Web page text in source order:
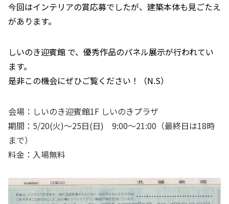
今回はインテリアの賞応募でしたが、建築本体も見ごたえ
があります。
しいのき迎賓館 で、優秀作品のパネル展示が行われてい
ます。
是非この機会にぜひご覧ください！（N.S）
会場：しいのき迎賓館1F しいのきプラザ
期間：5/20(火)～25日(日) 9:00～21:00（最終日は18時
まで）
料金：入場無料